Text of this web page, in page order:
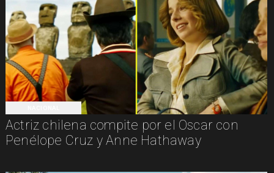
Actriz chilena compite por el Oscar con
Penélope Cruz y Anne Hathaway